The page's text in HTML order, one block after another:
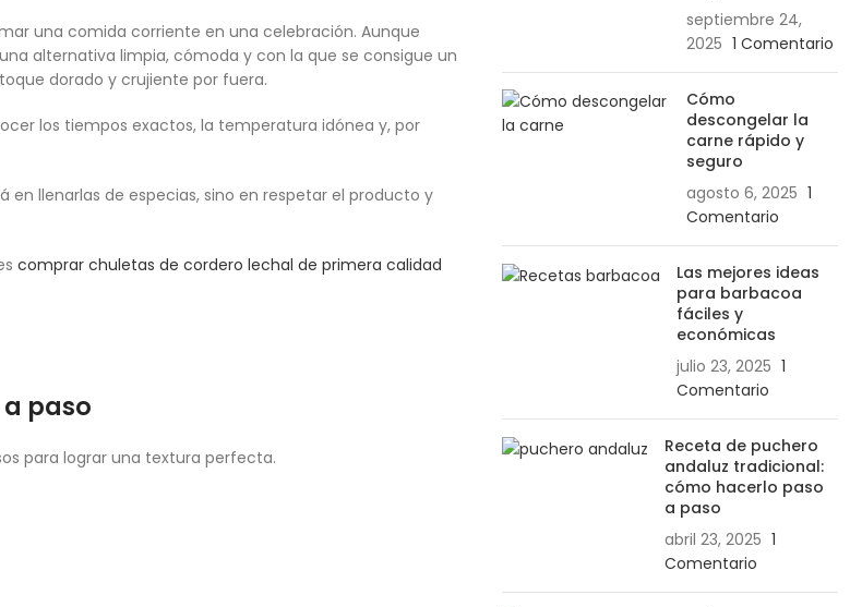
una comida corriente en una celebración. Aunque
alternativa limpia, cómoda y con la que se consigue un
dorado y crujiente por fuera.
los tiempos exactos, la temperatura idónea y, por
en llenarlas de especias, sino en respetar el producto y
comprar chuletas de cordero lechal de primera calidad
paso
para lograr una textura perfecta.
septiembre 24,
2025 1 Comentario
Cómo
descongelar la
carne rápido y
seguro
agosto 6, 2025 1
Comentario
Las mejores ideas
para barbacoa
fáciles y
económicas
julio 23, 2025 1
Comentario
Receta de puchero
andaluz tradicional:
cómo hacerlo paso
a paso
abril 23, 2025 1
Comentario